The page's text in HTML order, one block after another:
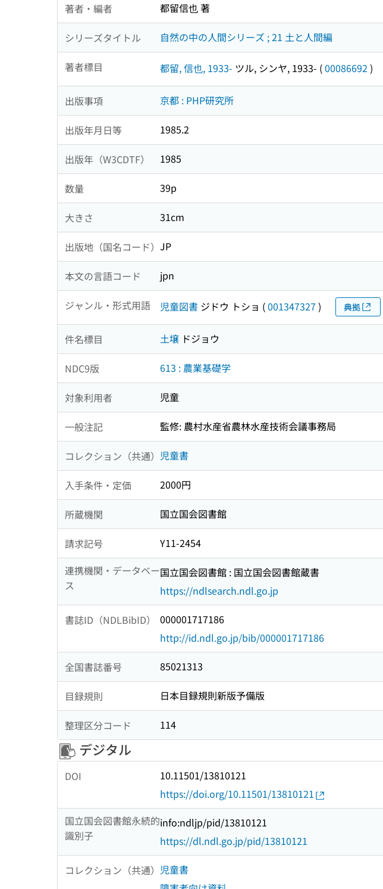
著者・編者 都留信也 著
シリーズタイトル 自然の中の人間シリーズ ; 21 土と人間編
著者標目 都留, 信也, 1933- ツル, シンヤ, 1933- (00086692 )
出版事項 京都 : PHP研究所
出版年月日等 1985.2
出版年（W3CDTF） 1985
数量 39p
大きさ 31cm
出版地（国名コード） JP
本文の言語コード jpn
ジャンル・形式用語 児童図書 ジドウ トショ (001347327 ) 典拠
件名標目 土壌 ドジョウ
NDC9版 613 : 農業基礎学
対象利用者 児童
一般注記 監修: 農村水産省農林水産技術会議事務局
コレクション（共通） 児童書
入手条件・定価 2000円
所蔵機関 国立国会図書館
請求記号
Y11-2454
連携機関・データベー
ス
国立国会図書館 : 国立国会図書館蔵書
https://ndlsearch.ndl.go.jp
書誌ID（NDLBibID）
000001717186
http://id.ndl.go.jp/bib/000001717186
全国書誌番号 85021313
目録規則 日本目録規則新版予備版
整理区分コード 114
デジタル
DOI
10.11501/13810121
https://doi.org/10.11501/13810121
国立国会図書館永続的
識別子
info:ndljp/pid/13810121
https://dl.ndl.go.jp/pid/13810121
コレクション（共通） 児童書